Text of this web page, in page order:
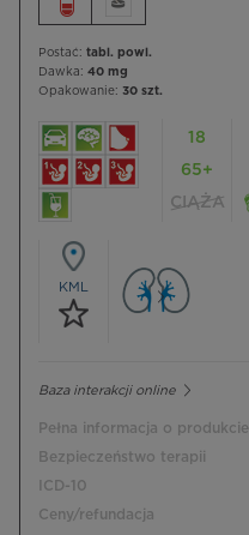
Postać: tabl. powl.
Dawka: 40 mg
Opakowanie: 30 szt.
18
65+
CIĄŻA
KML
Baza interakcji online
Pełna informacja o produkcie
Bezpieczeństwo terapii
ICD-10
Ceny/refundacja